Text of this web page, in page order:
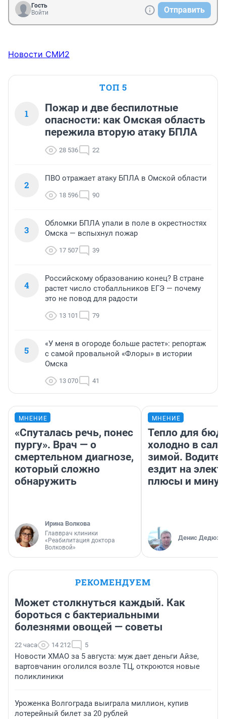
Гость
Войти
Отправить
Новости СМИ2
ТОП 5
1
Пожар и две беспилотные
опасности: как Омская область
пережила вторую атаку БПЛА
28 536 22
2
ПВО отражает атаку БПЛА в Омской области
18 596 90
3
Обломки БПЛА упали в поле в окрестностях
Омска — вспыхнул пожар
17 507 39
4
Российскому образованию конец? В стране
растет число стобалльников ЕГЭ — почему
это не повод для радости
13 101 79
5
«У меня в огороде больше растет»: репортаж
с самой провальной «Флоры» в истории
Омска
13 070 41
МНЕНИЕ
«Спуталась речь, понес
пургу». Врач — о
смертельном диагнозе,
который сложно
обнаружить
Ирина Волкова
Главврач клиники
«Реабилитация доктора
Волковой»
МНЕНИЕ
Тепло для
холодно в
зимой.
ездит на
плюсы и
Денис
РЕКОМЕНДУЕМ
Может столкнуться каждый. Как
бороться с бактериальными
болезнями овощей — советы
22 часа 14 212 5
Новости ХМАО за 5 августа: муж дает деньги Айзе,
вартовчанин оголился возле ТЦ, откроются новые
поликлиники
Уроженка Волгограда выиграла миллион, купив
лотерейный билет за 20 рублей